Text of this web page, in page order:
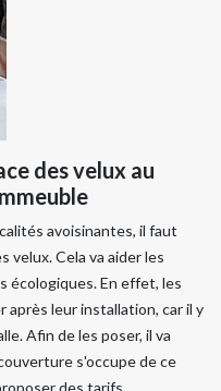
des velux au
avoisinantes, il faut
velux. Cela va aider les
écologiques. En effet, les
leur installation, car il y
Afin de les poser, il va
s'occupe de ce
des tarifs